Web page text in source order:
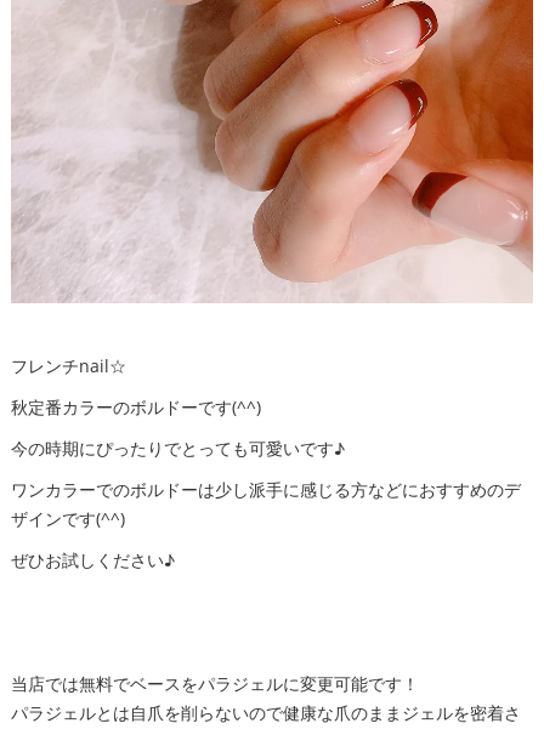
フレンチnail☆
秋定番カラーのボルドーです(^^)
今の時期にぴったりでとっても可愛いです♪
ワンカラーでのボルドーは少し派手に感じる方などにおすすめのデ
ザインです(^^)
ぜひお試しください♪
当店では無料でベースをパラジェルに変更可能です！
パラジェルとは自爪を削らないので健康な爪のままジェルを密着さ